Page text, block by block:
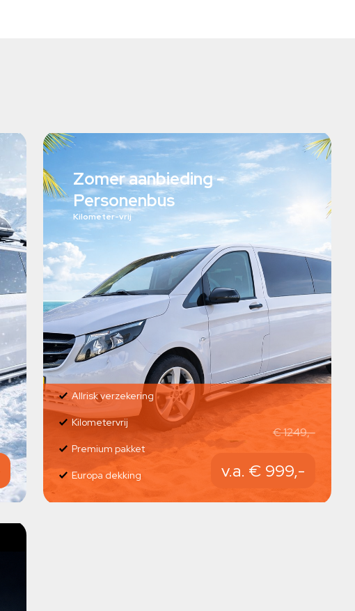
Zomer aanbieding -
Personenbus
Kilometer-vrij
Allrisk verzekering
Kilometervrij
Premium pakket
Europa dekking
€ 1249,-
v.a. € 999,-